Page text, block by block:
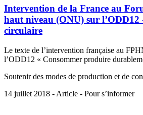
Intervention de la France au
haut niveau (ONU) sur l’ODD12
circulaire
Le texte de l’intervention française au
l’ODD12 « Consommer produire
Soutenir des modes de production et de
14 juillet 2018 - Article - Pour s’informer